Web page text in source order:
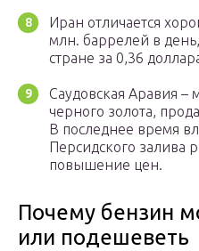
Иран отличается
млн. баррелей в
стране за 0,36
Саудовская Аравия
черного золота,
В последнее время
Персидского залива
повышение цен.
Почему бензин
или подешеветь